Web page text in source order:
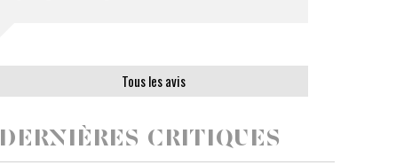
Tous les avis
DERNIÈRES CRITIQUES